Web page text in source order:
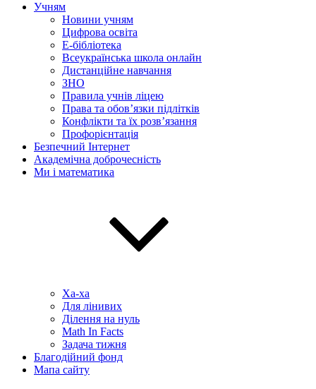
Учням
Новини учням
Цифрова освіта
E-бібліотека
Всеукраїнська школа онлайн
Дистанційне навчання
ЗНО
Правила учнів ліцею
Права та обов’язки підлітків
Конфлікти та їх розв’язання
Профорієнтація
Безпечний Інтернет
Академічна доброчесність
Ми і математика
Ха-ха
Для лінивих
Ділення на нуль
Math In Facts
Задача тижня
Благодійний фонд
Мапа сайту